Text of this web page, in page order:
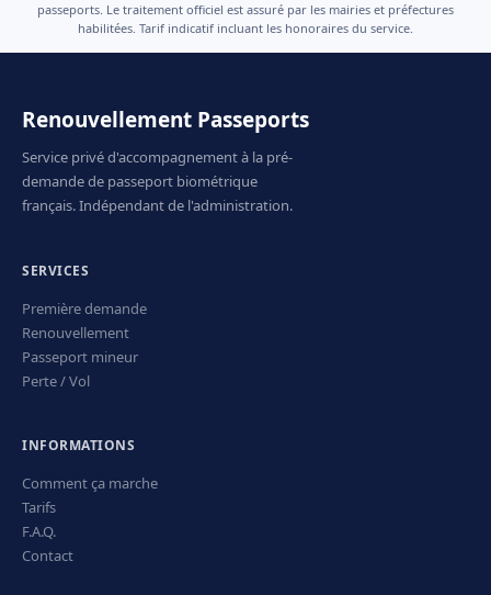
passeports. Le traitement officiel est assuré par les mairies et préfectures
habilitées. Tarif indicatif incluant les honoraires du service.
Renouvellement Passeports
Service privé d'accompagnement à la pré-
demande de passeport biométrique
français. Indépendant de l'administration.
SERVICES
Première demande
Renouvellement
Passeport mineur
Perte / Vol
INFORMATIONS
Comment ça marche
Tarifs
F.A.Q.
Contact